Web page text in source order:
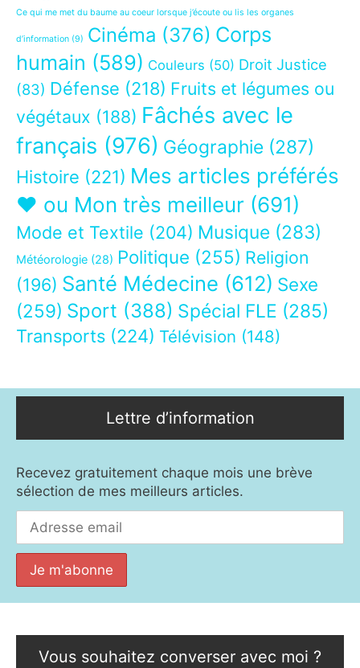
Ce qui me met du baume au coeur lorsque j’écoute ou lis les organes
d’information (9) Cinéma (376) Corps
humain (589) Couleurs (50) Droit Justice
(83) Défense (218) Fruits et légumes ou
végétaux (188) Fâchés avec le
français (976) Géographie (287)
Histoire (221) Mes articles préférés
❤ ou Mon très meilleur (691)
Mode et Textile (204) Musique (283)
Météorologie (28) Politique (255) Religion
(196) Santé Médecine (612) Sexe
(259) Sport (388) Spécial FLE (285)
Transports (224) Télévision (148)
Lettre d’information
Recevez gratuitement chaque mois une brève
sélection de mes meilleurs articles.
Vous souhaitez converser avec moi ?